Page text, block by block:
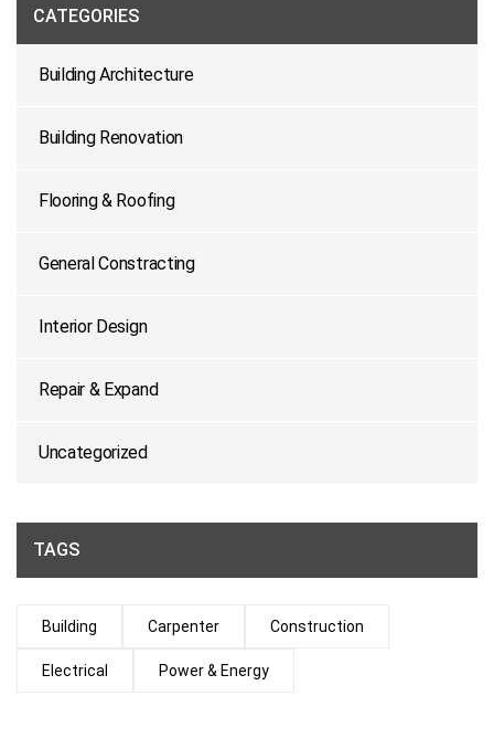
CATEGORIES
Building Architecture
Building Renovation
Flooring & Roofing
General Constracting
Interior Design
Repair & Expand
Uncategorized
TAGS
Building Carpenter Construction
Electrical Power & Energy